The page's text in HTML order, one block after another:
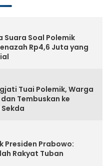
Suara Soal Polemik
Rp4,6 Juta yang
Tuai Polemik, Warga
Tembuskan ke
Presiden Prabowo:
Rakyat Tuban